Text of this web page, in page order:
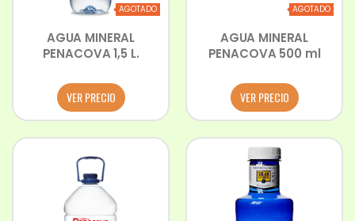
AGOTADO
AGUA MINERAL
PENACOVA 1,5 L.
VER PRECIO
AGOTADO
AGUA MINERAL
PENACOVA 500 ml
VER PRECIO